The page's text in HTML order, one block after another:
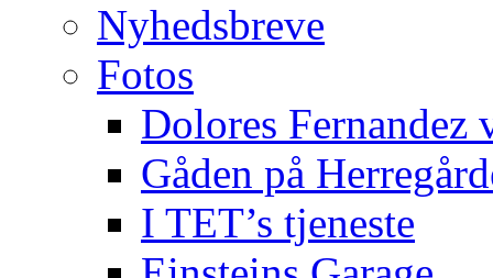
Nyhedsbreve
Fotos
Dolores Fernandez
Gåden på
I TET’s tjeneste